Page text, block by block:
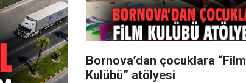
Bornova’dan çocuklara “Film
Kulübü” atölyesi